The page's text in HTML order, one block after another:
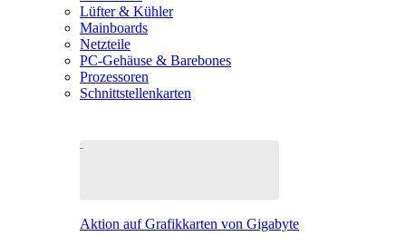
Lüfter & Kühler
Mainboards
Netzteile
PC-Gehäuse & Barebones
Prozessoren
Schnittstellenkarten
Aktion auf Grafikkarten von Gigabyte